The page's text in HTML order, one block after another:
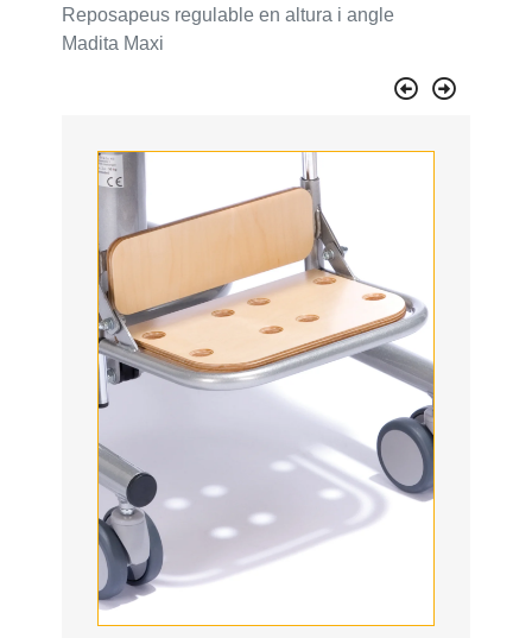
Reposapeus regulable en altura i angle
Madita Maxi